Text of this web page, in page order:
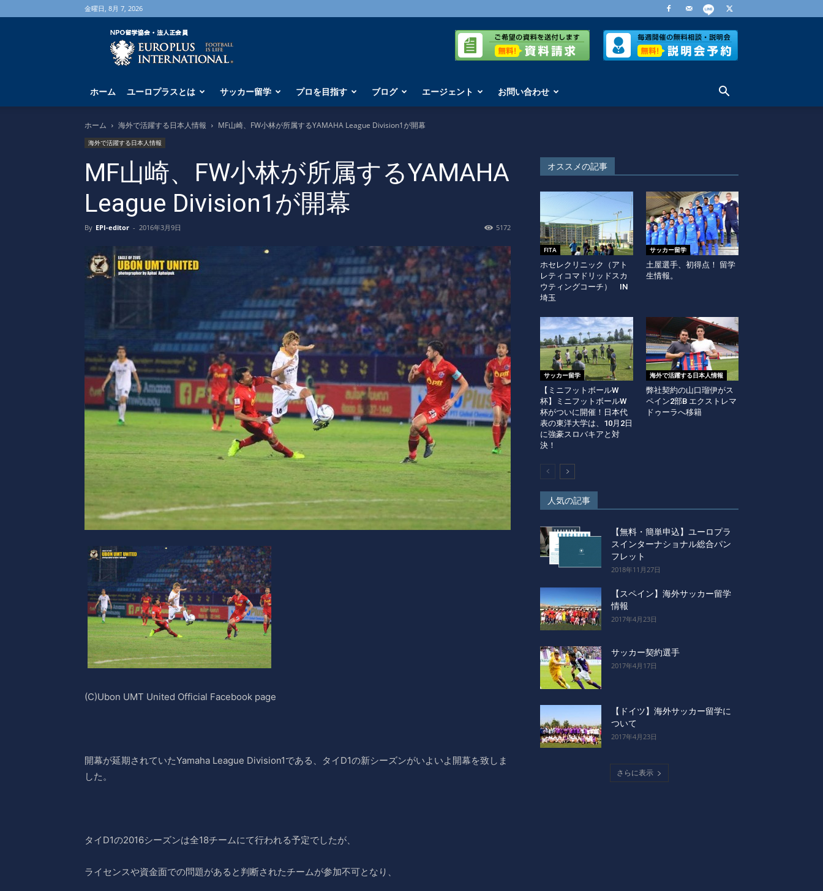
金曜日, 8月 7, 2026
海
外
サ
ー
学
ロ
ラ
ス
ホーム ユーロプラスとは サッカー留学 プロを目指す ブログ エージェント お問い合わせ
ホーム 海外で活躍する日本人情報 MF山崎、FW小林が所属するYAMAHA League Division1が開幕
海外で活躍する日本人情報
MF山崎、FW小林が所属するYAMAHA
League Division1が開幕
By EPI-editor - 2016年3月9日 5172
(C)Ubon UMT United Official Facebook page
開幕が延期されていたYamaha League Division1である、タイD1の新シーズンがいよいよ開幕を致しま
した。
タイD1の2016シーズンは全18チームにて行われる予定でしたが、
ライセンスや資金面での問題があると判断されたチームが参加不可となり、
オススメの記事
FITA
ホセレクリニック（アト
レティコマドリッドスカ
ウティングコーチ） IN
埼玉
サッカー留学
土屋選手、初得点！ 留学
生情報。
サッカー留学
【ミニフットボールW
杯】ミニフットボールW
杯がついに開催！日本代
表の東洋大学は、10月2日
に強豪スロバキアと対
決！
海外で活躍する日本人情報
弊社契約の山口瑠伊がス
ペイン2部B エクストレマ
ドゥーラへ移籍
人気の記事
【無料・簡単申込】ユーロプラ
スインターナショナル総合パン
フレット
2018年11月27日
【スペイン】海外サッカー留学
情報
2017年4月23日
サッカー契約選手
2017年4月17日
【ドイツ】海外サッカー留学に
ついて
2017年4月23日
さらに表示